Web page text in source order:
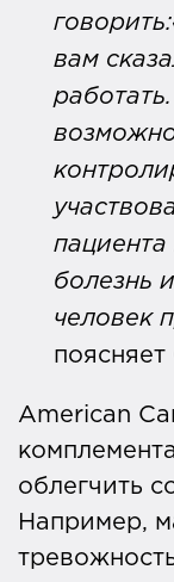
вам
пациента
болезнь
человек
American
облегчить
Например,